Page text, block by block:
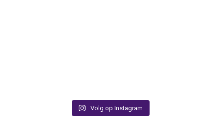
Volg op Instagram